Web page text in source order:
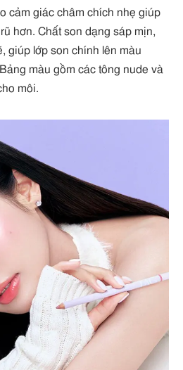
cảm giác châm chích nhẹ giúp
hơn. Chất son dạng sáp mịn,
giúp lớp son chính lên màu
màu gồm các tông nude và
môi.